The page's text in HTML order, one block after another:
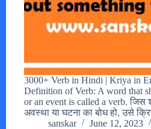
3000+ Verb in Hindi | Kriya in
Definition of Verb: A word that
or an event is called a verb. जिस
अवस्था या घटना का बोध हो, उसे
sanskar
June 12, 2023